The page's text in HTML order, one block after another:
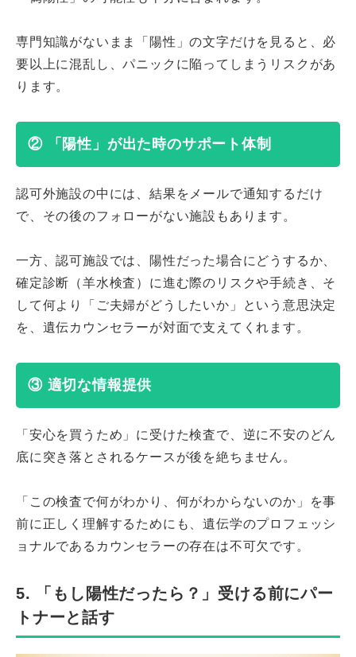
専門知識がないまま「陽性」の文字だけを見ると、必
要以上に混乱し、パニックに陥ってしまうリスクがあ
ります。
② 「陽性」が出た時のサポート体制
認可外施設の中には、結果をメールで通知するだけ
で、その後のフォローがない施設もあります。
一方、認可施設では、陽性だった場合にどうするか、
確定診断（羊水検査）に進む際のリスクや手続き、そ
して何より「ご夫婦がどうしたいか」という意思決定
を、遺伝カウンセラーが対面で支えてくれます。
③ 適切な情報提供
「安心を買うため」に受けた検査で、逆に不安のどん
底に突き落とされるケースが後を絶ちません。
「この検査で何がわかり、何がわからないのか」を事
前に正しく理解するためにも、遺伝学のプロフェッシ
ョナルであるカウンセラーの存在は不可欠です。
5. 「もし陽性だったら？」受ける前にパー
トナーと話す